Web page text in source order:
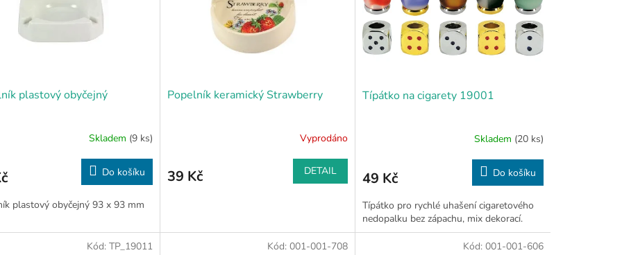
plastový obyčejný
Skladem (9 ks)
Do košíku
plastový obyčejný 93 x 93 mm
Popelník keramický Strawberry
Vyprodáno
39 Kč DETAIL
Típátko na cigarety 19001
Skladem (20 ks)
49 Kč Do košíku
Típátko pro rychlé uhašení cigaretového
nedopalku bez zápachu, mix dekorací.
Kód: TP_19011 Kód: 001-001-708 Kód: 001-001-606